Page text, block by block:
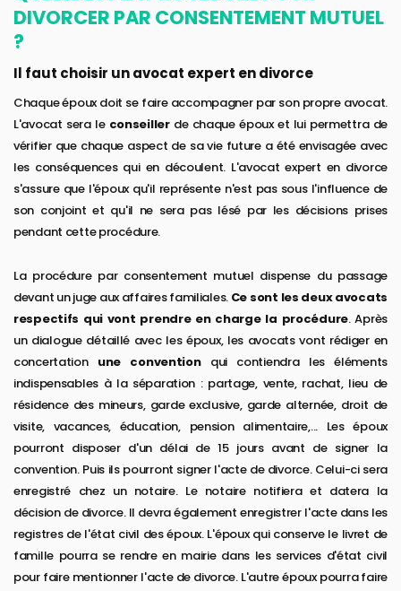
DIVORCER PAR CONSENTEMENT MUTUEL
?
Il faut choisir un avocat expert en divorce
Chaque époux doit se faire accompagner par son propre avocat.
L'avocat sera le conseillerde chaque époux et lui permettra de
vérifier que chaque aspect de sa vie future a été envisagée avec
les conséquences qui en découlent. L'avocat expert en divorce
s'assure que l'époux qu'il représente n'est pas sous l'influence de
son conjoint et qu'il ne sera pas lésé par les décisions prises
pendant cette procédure.
La procédure par consentement mutuel dispense du passage
devant un juge aux affaires familiales. Ce sont les deux avocats
respectifs qui vont prendre en charge la procédure. Après
un dialogue détaillé avec les époux, les avocats vont rédiger en
concertation une conventionqui contiendra les éléments
indispensables à la séparation : partage, vente, rachat, lieu de
résidence des mineurs, garde exclusive, garde alternée, droit de
visite, vacances, éducation, pension alimentaire,... Les époux
pourront disposer d'un délai de 15 jours avant de signer la
convention. Puis ils pourront signer l'acte de divorce. Celui-ci sera
enregistré chez un notaire. Le notaire notifiera et datera la
décision de divorce. Il devra également enregistrer l'acte dans les
registres de l'état civil des époux. L'époux qui conserve le livret de
famille pourra se rendre en mairie dans les services d'état civil
pour faire mentionner l'acte de divorce. L'autre époux pourra faire